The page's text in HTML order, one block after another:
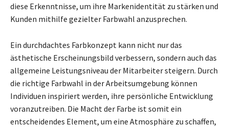
diese Erkenntnisse, um ihre Markenidentität zu stärken und
Kunden mithilfe gezielter Farbwahl anzusprechen.
Ein durchdachtes Farbkonzept kann nicht nur das
ästhetische Erscheinungsbild verbessern, sondern auch das
allgemeine Leistungsniveau der Mitarbeiter steigern. Durch
die richtige Farbwahl in der Arbeitsumgebung können
Individuen inspiriert werden, ihre persönliche Entwicklung
voranzutreiben. Die Macht der Farbe ist somit ein
entscheidendes Element, um eine Atmosphäre zu schaffen,